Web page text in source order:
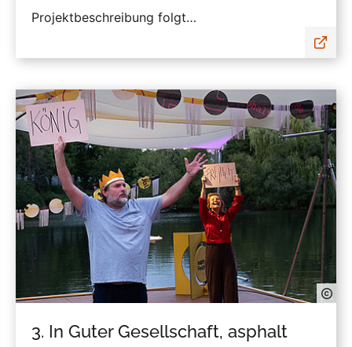
Projektbeschreibung folgt…
3. In Guter Gesellschaft, asphalt